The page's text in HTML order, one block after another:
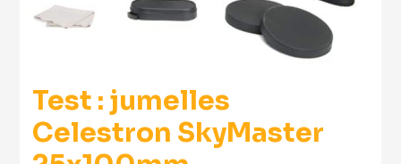
Test : jumelles
Celestron SkyMaster